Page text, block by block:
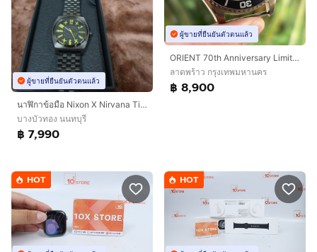
ผู้ขายที่ยืนยันตัวตนแล้ว
นาฬิกาข้อมือ Nixon X Nirvana Time Teller (Limited Edition)
บางบัวทอง นนทบุรี
฿ 7,990
ผู้ขายที่ยืนยันตัวตนแล้ว
ORIENT 70th Anniversary Limited Edition
ลาดพร้าว กรุงเทพมหานคร
฿ 8,900
HOT HOT